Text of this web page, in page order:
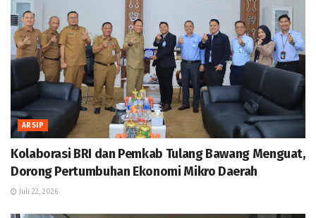
ARSIP
Kolaborasi BRI dan Pemkab Tulang Bawang Menguat,
Dorong Pertumbuhan Ekonomi Mikro Daerah
Juli 22, 2026